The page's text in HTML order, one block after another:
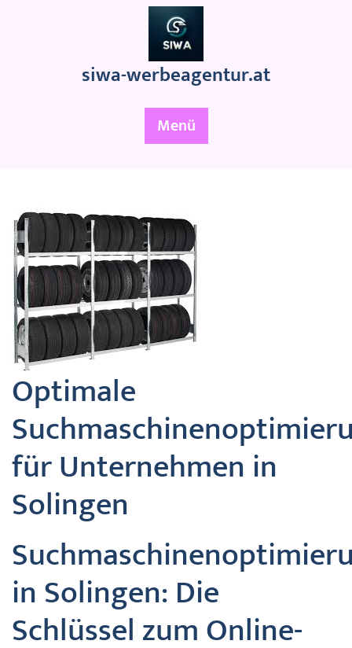
siwa-werbeagentur.at
Menü
Optimale
für Unternehmen in
Solingen
in Solingen: Die
Schlüssel zum Online-